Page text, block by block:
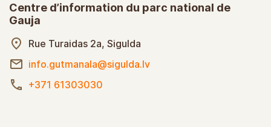
Centre d’information du parc national de
Gauja
Rue Turaidas 2a, Sigulda
info.gutmanala@sigulda.lv
+371 61303030